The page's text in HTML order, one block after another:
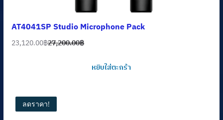
AT4041SP Studio Microphone Pack
27,200.00฿
Original
23,120.00฿
Current
หยิบใส่ตะกร้า
ลดราคา!